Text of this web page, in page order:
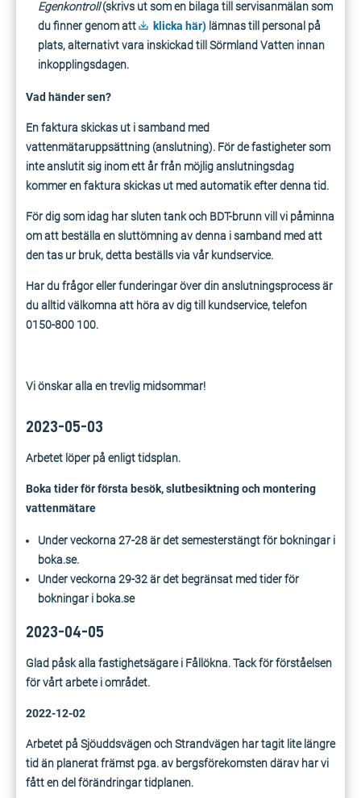
Egenkontroll(skrivs ut som en bilaga till servisanmälan som
du finner genom att
klicka här)lämnas till personal på
plats, alternativt vara inskickad till Sörmland Vatten innan
inkopplingsdagen.
Vad händer sen?
En faktura skickas ut i samband med
vattenmätaruppsättning (anslutning). För de fastigheter som
inte anslutit sig inom ett år från möjlig anslutningsdag
kommer en faktura skickas ut med automatik efter denna tid.
För dig som idag har sluten tank och BDT-brunn vill vi påminna
om att beställa en sluttömning av denna i samband med att
den tas ur bruk, detta beställs via vår kundservice.
Har du frågor eller funderingar över din anslutningsprocess är
du alltid välkomna att höra av dig till kundservice, telefon
0150-800 100.
Vi önskar alla en trevlig midsommar!
2023-05-03
Arbetet löper på enligt tidsplan.
Boka tider för första besök, slutbesiktning och montering
vattenmätare
Under veckorna 27-28 är det semesterstängt för bokningar i
boka.se.
Under veckorna 29-32 är det begränsat med tider för
bokningar i boka.se
2023-04-05
Glad påsk alla fastighetsägare i Fållökna. Tack för förståelsen
för vårt arbete i området.
2022-12-02
Arbetet på Sjöuddsvägen och Strandvägen har tagit lite längre
tid än planerat främst pga. av bergsförekomsten därav har vi
fått en del förändringar tidplanen.